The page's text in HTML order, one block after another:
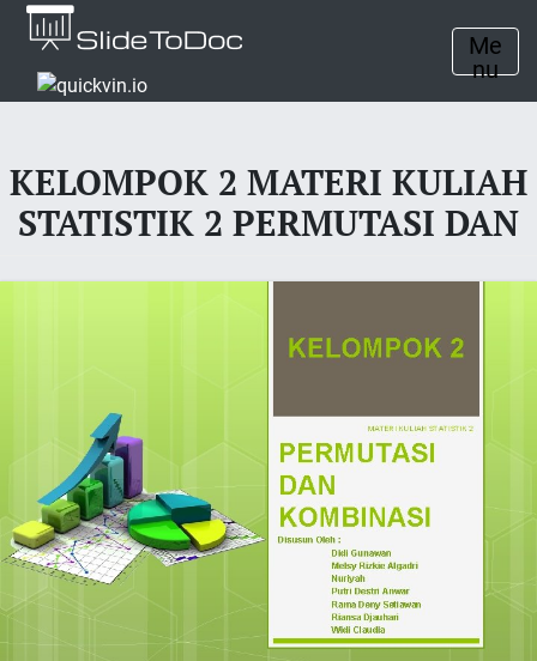
Me
nu
KELOMPOK 2 MATERI KULIAH
STATISTIK 2 PERMUTASI DAN